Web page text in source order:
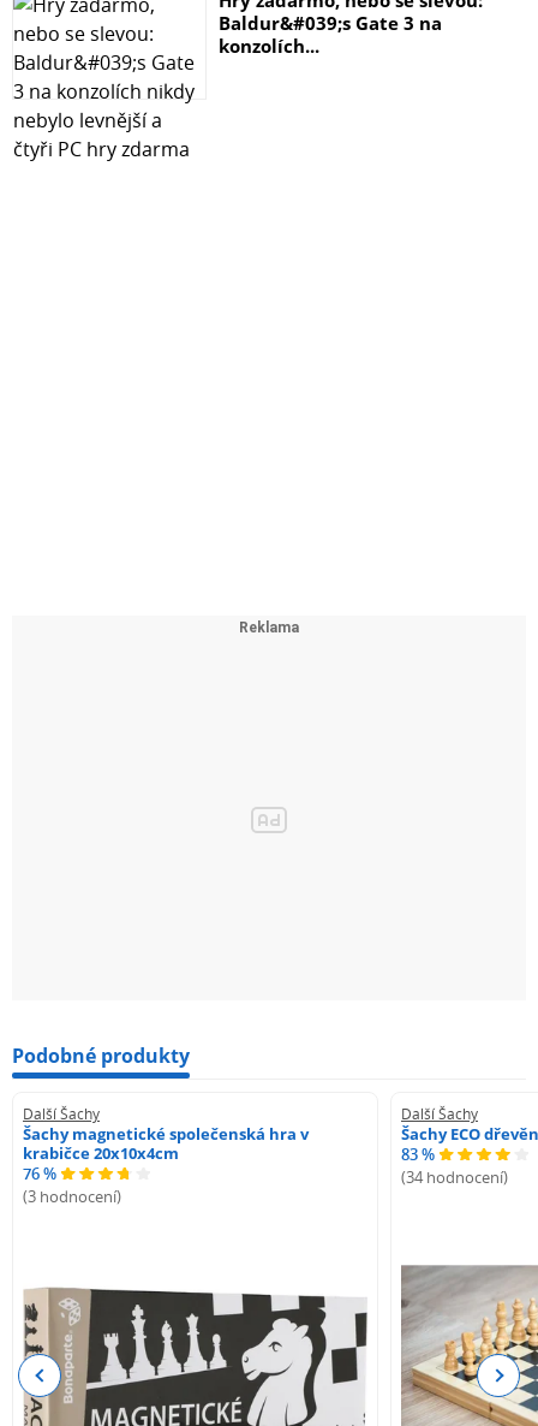
Baldur&#039;s Gate 3 na
konzolích...
Podobné produkty
Další Šachy
Šachy magnetické společenská hra v
krabičce 20x10x4cm
76 %
(3 hodnocení)
Další Šachy
Šachy ECO
83 %
(34 hodnocení)
Previous Next